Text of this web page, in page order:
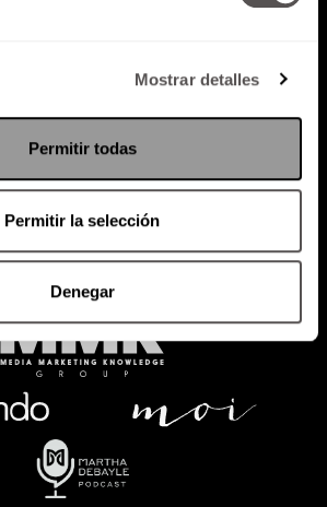
Mostrar detalles
Permitir todas
Permitir la selección
Denegar
Política de Privacidad
RADIO MARTHA EVENTOS
SACA TU ID